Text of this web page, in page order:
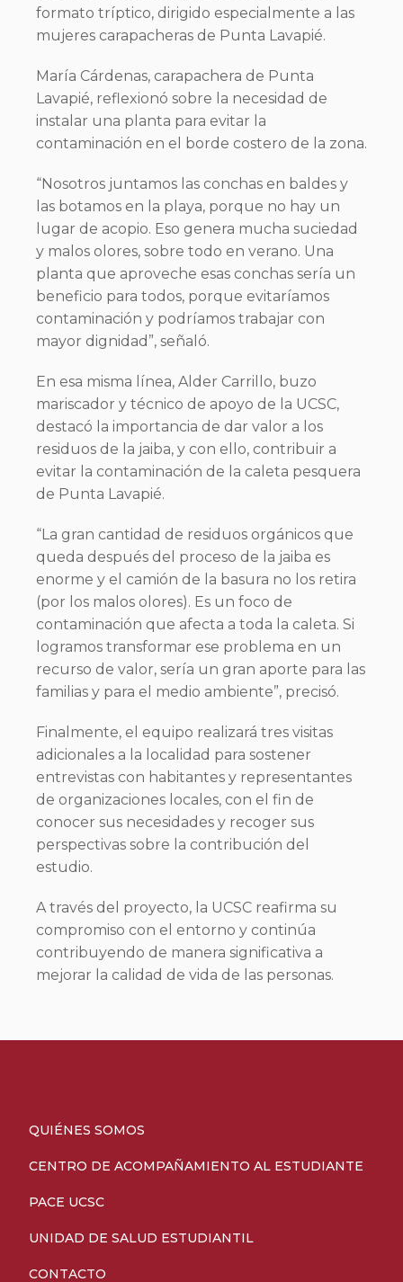
formato tríptico, dirigido especialmente a las
mujeres carapacheras de Punta Lavapié.
María Cárdenas, carapachera de Punta
Lavapié, reflexionó sobre la necesidad de
instalar una planta para evitar la
contaminación en el borde costero de la zona.
“Nosotros juntamos las conchas en baldes y
las botamos en la playa, porque no hay un
lugar de acopio. Eso genera mucha suciedad
y malos olores, sobre todo en verano. Una
planta que aproveche esas conchas sería un
beneficio para todos, porque evitaríamos
contaminación y podríamos trabajar con
mayor dignidad”, señaló.
En esa misma línea, Alder Carrillo, buzo
mariscador y técnico de apoyo de la UCSC,
destacó la importancia de dar valor a los
residuos de la jaiba, y con ello, contribuir a
evitar la contaminación de la caleta pesquera
de Punta Lavapié.
“La gran cantidad de residuos orgánicos que
queda después del proceso de la jaiba es
enorme y el camión de la basura no los retira
(por los malos olores). Es un foco de
contaminación que afecta a toda la caleta. Si
logramos transformar ese problema en un
recurso de valor, sería un gran aporte para las
familias y para el medio ambiente”, precisó.
Finalmente, el equipo realizará tres visitas
adicionales a la localidad para sostener
entrevistas con habitantes y representantes
de organizaciones locales, con el fin de
conocer sus necesidades y recoger sus
perspectivas sobre la contribución del
estudio.
A través del proyecto, la UCSC reafirma su
compromiso con el entorno y continúa
contribuyendo de manera significativa a
mejorar la calidad de vida de las personas.
QUIÉNES SOMOS
CENTRO DE ACOMPAÑAMIENTO AL ESTUDIANTE
PACE UCSC
UNIDAD DE SALUD ESTUDIANTIL
CONTACTO